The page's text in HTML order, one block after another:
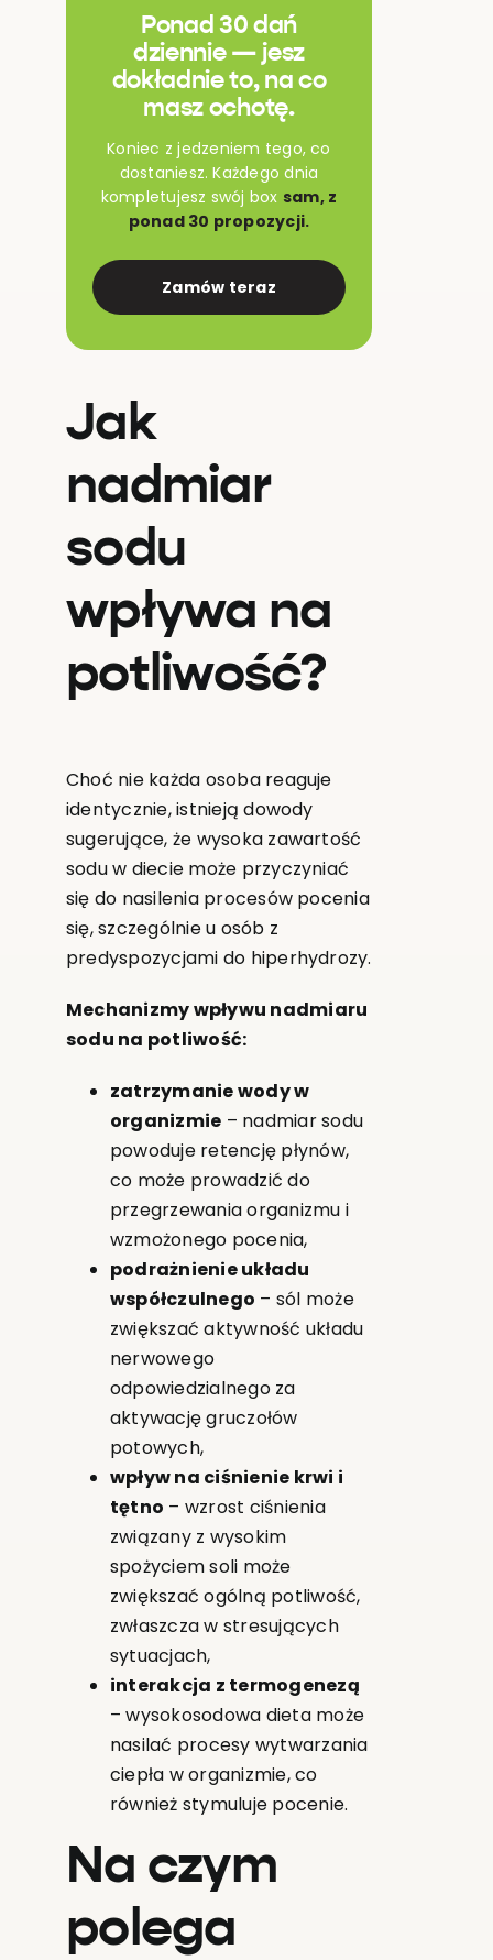
Ponad 30 dań
dziennie — jesz
dokładnie to, na co
masz ochotę.
Koniec z jedzeniem tego, co
dostaniesz. Każdego dnia
kompletujesz swój box sam, z
ponad 30 propozycji.
Zamów teraz
Jak
nadmiar
sodu
wpływa na
potliwość?
Choć nie każda osoba reaguje
identycznie, istnieją dowody
sugerujące, że wysoka zawartość
sodu w diecie może przyczyniać
się do nasilenia procesów pocenia
się, szczególnie u osób z
predyspozycjami do hiperhydrozy.
Mechanizmy wpływu nadmiaru
sodu na potliwość:
zatrzymanie wody w
organizmie – nadmiar sodu
powoduje retencję płynów,
co może prowadzić do
przegrzewania organizmu i
wzmożonego pocenia,
podrażnienie układu
współczulnego – sól może
zwiększać aktywność układu
nerwowego
odpowiedzialnego za
aktywację gruczołów
potowych,
wpływ na ciśnienie krwi i
tętno – wzrost ciśnienia
związany z wysokim
spożyciem soli może
zwiększać ogólną potliwość,
zwłaszcza w stresujących
sytuacjach,
interakcja z termogenezą
– wysokosodowa dieta może
nasilać procesy wytwarzania
ciepła w organizmie, co
również stymuluje pocenie.
Na czym
polega